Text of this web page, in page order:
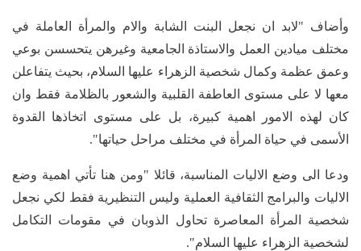
وأضاف "لابد ان نجعل البنت الشابة والام والمرأة العاملة في
مختلف ميادين العمل والاستاذة الجامعية وغيرهن يتحسسن بوعي
وعمق عظمة وكمال شخصية الزهراء عليها السلام، بحيث يتفاعلن
معها لا على مستوى العاطفة القلبية والشعور بالظلامة فقط وان
كان لهذه الامور اهمية كبيرة، بل على مستوى اتخاذها القدوة
الأسمى في حياة المرأة في مختلف مراحل حياتها".
ودعا الى وضع الاليات المناسبة، قائلا "ومن هنا تأتي اهمية وضع
الاليات والبرامج الثقافية العملية وليس التنظيرية فقط لكي نجعل
شخصية المرأة المعاصرة تحاول الذوبان في مقومات التكامل
لشخصية الزهراء عليها السلام".